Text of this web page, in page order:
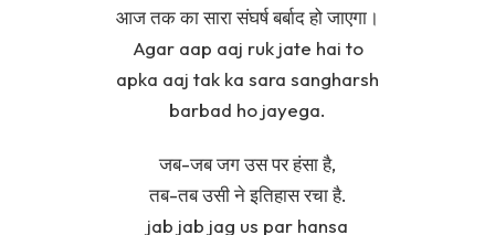
आज तक का सारा संघर्ष बर्बाद हो जाएगा।
Agar aap aaj ruk jate hai to
apka aaj tak ka sara sangharsh
barbad ho jayega.
जब-जब जग उस पर हंसा है,
तब-तब उसी ने इतिहास रचा है.
jab jab jag us par hansa